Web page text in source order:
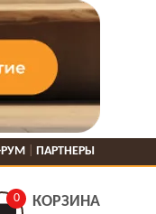
ПАРТНЕРЫ
0 КОРЗИНА